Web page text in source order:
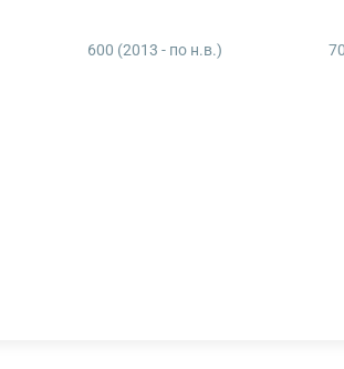
600 (2013 - по н.в.)